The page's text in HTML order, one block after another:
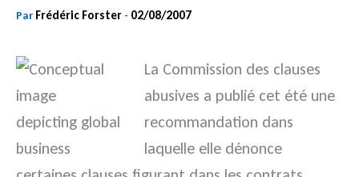
Par Frédéric Forster - 02/08/2007
La Commission des clauses
abusives a publié cet été une
recommandation dans
laquelle elle dénonce